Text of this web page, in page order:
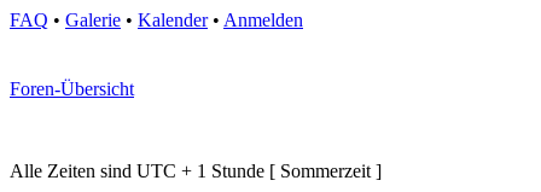
FAQ • Galerie • Kalender• Anmelden
Foren-Übersicht
Alle Zeiten sind UTC + 1 Stunde [ Sommerzeit ]